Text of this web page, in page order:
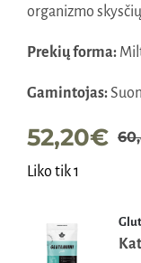
organizmo
Prekių forma:
Gamintojas:
52,20€
Liko tik 1